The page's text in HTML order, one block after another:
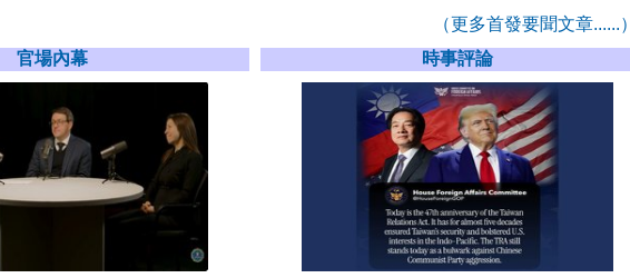
（更多首發要聞文章......）
官場內幕
時事評論